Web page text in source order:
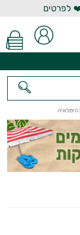
לפרטים
הימלאיה